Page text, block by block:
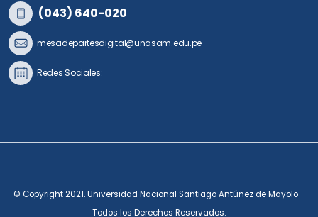
(043) 640-020
mesadepartesdigital@unasam.edu.pe
Redes Sociales:
© Copyright 2021. Universidad Nacional Santiago Antúnez de Mayolo -
Todos los Derechos Reservados.